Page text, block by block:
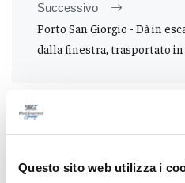
Questo sito web utilizza i
Successivo
Porto San Giorgio - Dà in
dalla finestra, trasportato in